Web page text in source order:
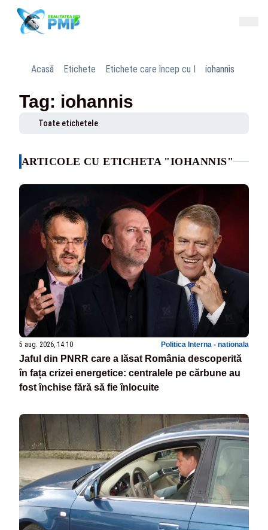
Acasă Etichete Etichete care încep cu I iohannis
Tag: iohannis
Toate etichetele
ARTICOLE CU ETICHETA "IOHANNIS"
5 aug. 2026, 14:10 Politica Interna - nationala
Jaful din PNRR care a lăsat România descoperită
în fața crizei energetice: centralele pe cărbune au
fost închise fără să fie înlocuite